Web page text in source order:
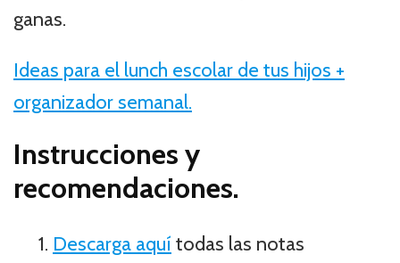
ganas.
Ideas para el lunch escolar de tus hijos +
organizador semanal.
Instrucciones y
recomendaciones.
Descarga aquí todas las notas